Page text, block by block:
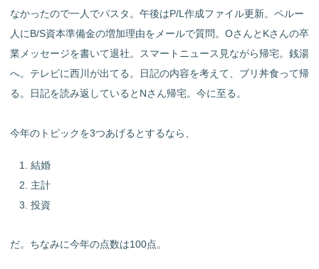
なかったので一人でパスタ。午後はP/L作成ファイル更新。ペルー
人にB/S資本準備金の増加理由をメールで質問。OさんとKさんの卒
業メッセージを書いて退社。スマートニュース見ながら帰宅。銭湯
へ。テレビに西川が出てる。日記の内容を考えて、ブリ丼食って帰
る。日記を読み返しているとNさん帰宅。今に至る。
今年のトピックを3つあげるとするなら、
結婚
主計
投資
だ。ちなみに今年の点数は100点。